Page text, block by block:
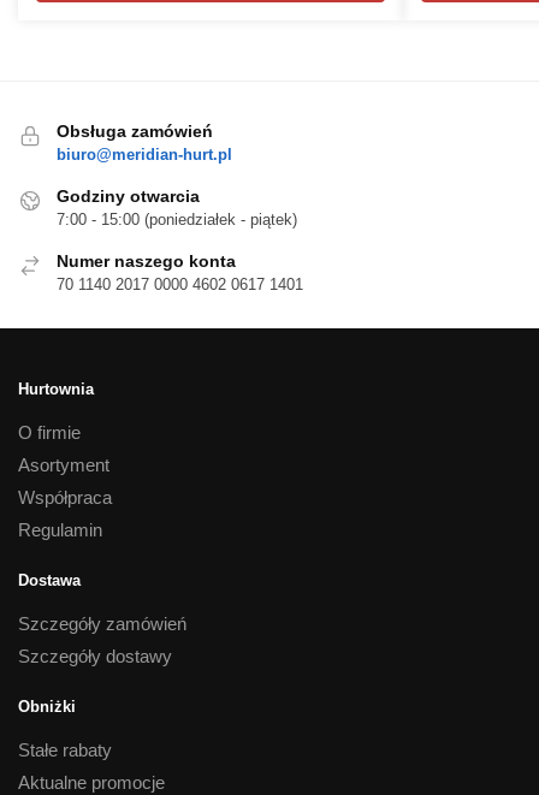
Obsługa zamówień
biuro@meridian-hurt.pl
Godziny otwarcia
7:00 - 15:00 (poniedziałek - piątek)
Numer naszego konta
70 1140 2017 0000 4602 0617 1401
Hurtownia
O firmie
Asortyment
Współpraca
Regulamin
Dostawa
Szczegóły zamówień
Szczegóły dostawy
Obniżki
Stałe rabaty
Aktualne promocje